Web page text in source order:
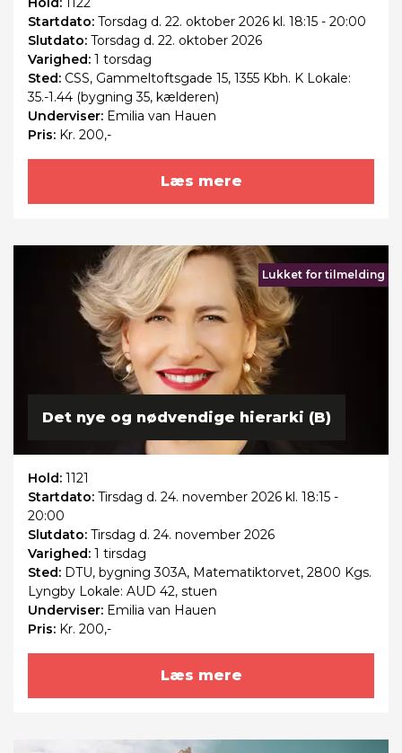
Startdato: Torsdag d. 22. oktober 2026 kl. 18:15 - 20:00
Slutdato: Torsdag d. 22. oktober 2026
Varighed: 1 torsdag
Sted: CSS, Gammeltoftsgade 15, 1355 Kbh. K Lokale:
35.-1.44 (bygning 35, kælderen)
Underviser: Emilia van Hauen
Pris: Kr. 200,-
Læs mere
Det nye og nødvendige hierarki (B)
Lukket for tilmelding
Hold: 1121
Startdato: Tirsdag d. 24. november 2026 kl. 18:15 -
20:00
Slutdato: Tirsdag d. 24. november 2026
Varighed: 1 tirsdag
Sted: DTU, bygning 303A, Matematiktorvet, 2800 Kgs.
Lyngby Lokale: AUD 42, stuen
Underviser: Emilia van Hauen
Pris: Kr. 200,-
Læs mere